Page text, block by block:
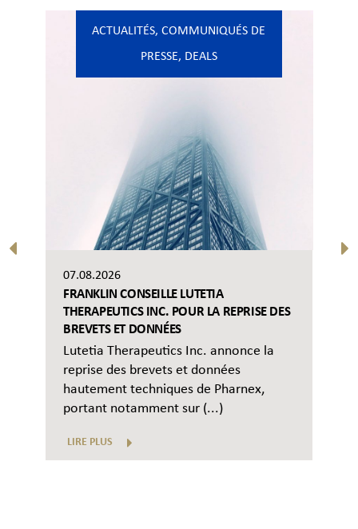
ACTUALITÉS,COMMUNIQUÉS DE
PRESSE, DEALS
07.08.2026
FRANKLIN CONSEILLE LUTETIA
THERAPEUTICS INC. POUR LA REPRISE DES
BREVETS ET DONNÉES
Lutetia Therapeutics Inc. annonce la
reprise des brevets et données
hautement techniques de Pharnex,
portant notamment sur (...)
LIRE PLUS